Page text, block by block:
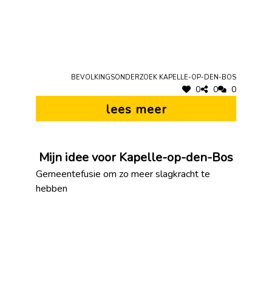
Bevolkingsonderzoek Kapelle-op-den-Bos
0 0 0
lees meer
Mijn idee voor Kapelle-op-den-Bos
Gemeentefusie om zo meer slagkracht te
hebben